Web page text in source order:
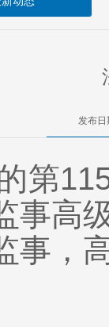
发布
第
事高
事，